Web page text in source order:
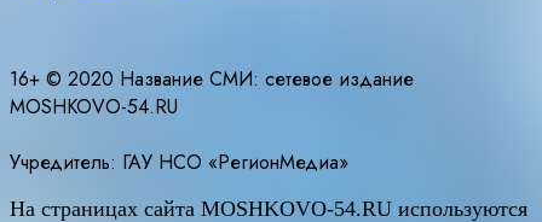
16+ © 2020 Название СМИ: cетевое издание
MOSHKOVO-54.RU
Учредитель: ГАУ НСО «РегионМедиа»
На страницах сайта MOSHKOVO-54.RU используются